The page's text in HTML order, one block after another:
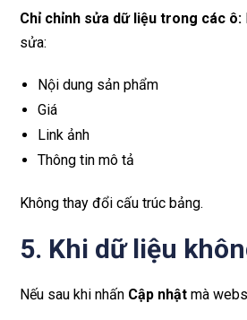
Chỉ chỉnh sửa dữ liệu trong các ô:
sửa:
Nội dung sản phẩm
Giá
Link ảnh
Thông tin mô tả
Không thay đổi cấu trúc bảng.
5. Khi dữ liệu
Nếu sau khi nhấn Cập nhật mà